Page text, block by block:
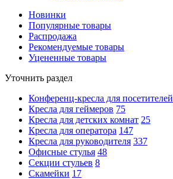
Новинки
Популярные товары
Распродажа
Рекомендуемые товары
Уцененные товары
Уточнить раздел
Конференц-кресла для посетителей
Кресла для геймеров 75
Кресла для детских комнат 25
Кресла для оператора 147
Кресла для руководителя 337
Офисные стулья 48
Секции стульев 8
Скамейки 17